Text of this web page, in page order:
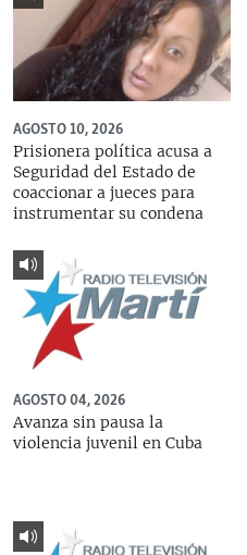
DESINFORMACIÓN RUSA
LA INVASIÓN DE RUSIA A
AGOSTO 10, 2026
Prisionera política acusa a
Seguridad del Estado de
coaccionar a jueces para
instrumentar su condena
AGOSTO 04, 2026
Avanza sin pausa la
violencia juvenil en Cuba